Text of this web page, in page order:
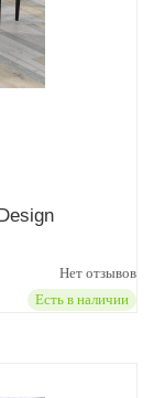
Нет отзывов
Есть в наличии